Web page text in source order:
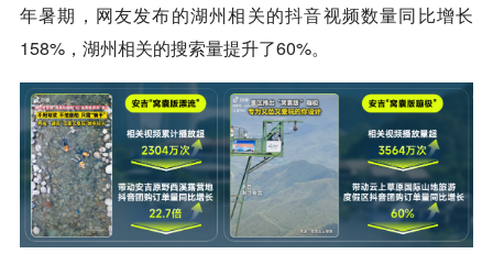
年暑期，网友发布的湖州相关的抖音视频数量同比增长
158%，湖州相关的搜索量提升了60%。